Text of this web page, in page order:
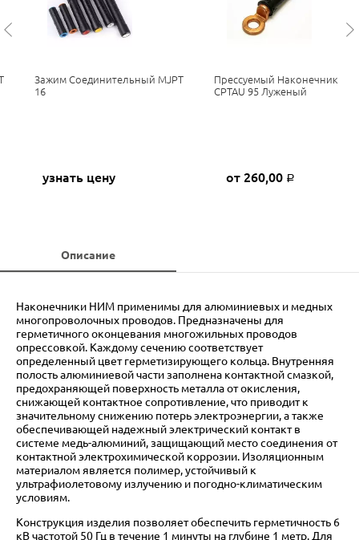
Зажим Соединительный MJPT
16
узнать цену
Прессуемый Наконечник
CPTAU 95 Луженый
от 260,00 Р
Описание
Наконечники НИМ применимы для алюминиевых и медных
многопроволочных проводов. Предназначены для
герметичного оконцевания многожильных проводов
опрессовкой. Каждому сечению соответствует
определенный цвет герметизирующего кольца. Внутренняя
полость алюминиевой части заполнена контактной смазкой,
предохраняющей поверхность металла от окисления,
снижающей контактное сопротивление, что приводит к
значительному снижению потерь электроэнергии, а также
обеспечивающей надежный электрический контакт в
системе медь-алюминий, защищающий место соединения от
контактной электрохимической коррозии. Изоляционным
материалом является полимер, устойчивый к
ультрафиолетовому излучению и погодно-климатическим
условиям.
Конструкция изделия позволяет обеспечить герметичность 6
кВ частотой 50 Гц в течение 1 минуты на глубине 1 метр. Для